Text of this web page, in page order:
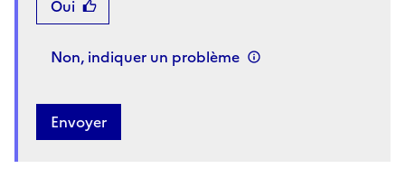
Oui
Non, indiquer un problème